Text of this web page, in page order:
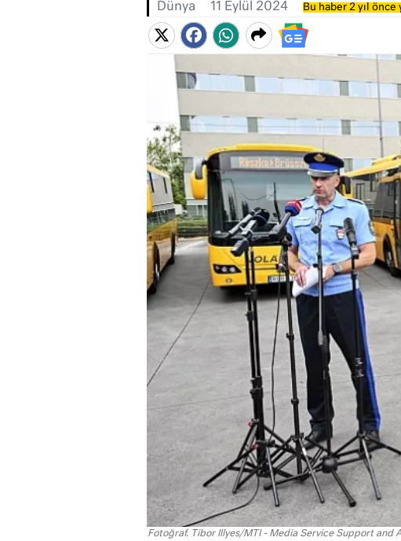
Dünya 11 Eylül 2024 Bu haber 2 yıl önce
Fotoğraf. Tibor Illyes/MTI - Media Service Support and